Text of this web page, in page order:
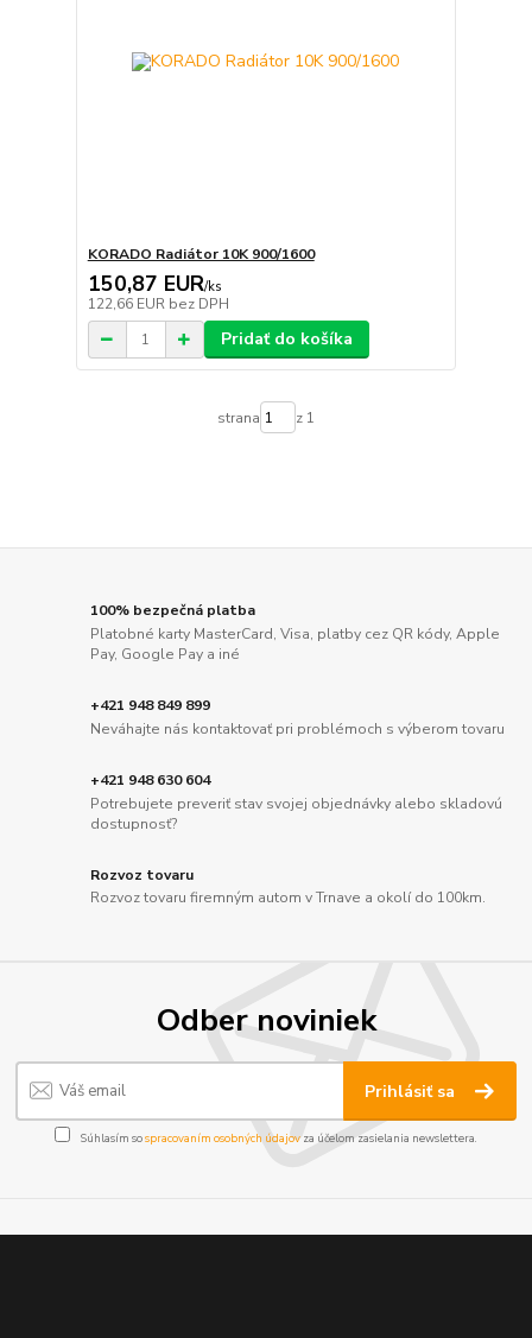
KORADO Radiátor 10K 900/1600
150,87 EUR/ks
122,66 EUR bez DPH
Pridať do košíka
strana z 1
100% bezpečná platba
Platobné karty MasterCard, Visa, platby cez QR kódy, Apple
Pay, Google Pay a iné
+421 948 849 899
Neváhajte nás kontaktovať pri problémoch s výberom tovaru
+421 948 630 604
Potrebujete preveriť stav svojej objednávky alebo skladovú
dostupnosť?
Rozvoz tovaru
Rozvoz tovaru firemným autom v Trnave a okolí do 100km.
Odber noviniek
Prihlásiť sa
Súhlasím sospracovaním osobných údajov za účelom zasielania newslettera.